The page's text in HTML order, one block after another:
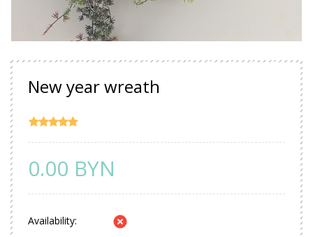
New year wreath
0.00 BYN
Availability: